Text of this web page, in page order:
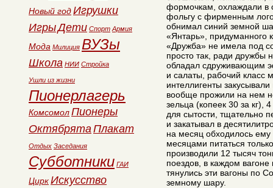
формочкам, охлаждали в
фольгу с фирменным
обнимал синий земной
«Янтарь», придуманного
«Дружба» не имела под
просто так, ради дружбы
обладал сдруживающим
и салаты, рабочий класс
интеллигенты
вообще прожили на нем
зельца (копеек 30 за кг),
для сытости, тщательно
и закатывал в
на месяц обходилось
месяцами питаться
производили 12 тысяч
поездов, в каждом вагоне
тянулись эти вагоны по
земному шару.
Новый годИгрушки
ИгрыДети Спорт Армия
Мода Милиция ВУЗы
Школа НИИ Стройка
Ушли из жизни
Пионерлагерь
КомсомолПионеры
ОктябрятаПлакат
Отдых Заседания
Субботники ГАИ
ЦиркИскусство